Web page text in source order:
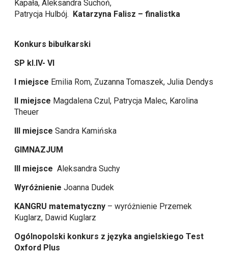
Kapała, Aleksandra Suchoń,
Patrycja Hulbój. Katarzyna Falisz – finalistka
Konkurs bibułkarski
SP kl.IV- VI
I miejsce Emilia Rom, Zuzanna Tomaszek, Julia Dendys
II miejsce Magdalena Czul, Patrycja Malec, Karolina
Theuer
III miejsce Sandra Kamińska
GIMNAZJUM
III miejsce Aleksandra Suchy
Wyróżnienie Joanna Dudek
KANGRU matematyczny – wyróżnienie Przemek
Kuglarz, Dawid Kuglarz
Ogólnopolski konkurs z języka angielskiego Test
Oxford Plus